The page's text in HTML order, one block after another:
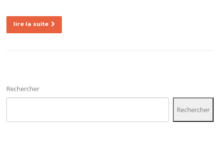
lire la suite
Rechercher
Rechercher